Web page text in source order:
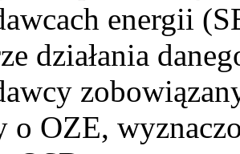
energii
działania
o OZE,